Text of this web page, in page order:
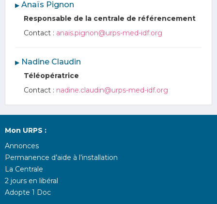
▶ ︎ Anaïs Pignon
Responsable de la centrale de référencement
Contact : anais.pignon@urps-med-idf.org
▶ ︎ Nadine Claudin
Téléopératrice
Contact : nadine.claudin@urps-med-idf.org
Mon URPS :
Annonces
Permanence d’aide à l’installation
La Centrale
2 jours en libéral
Adopte 1 Doc